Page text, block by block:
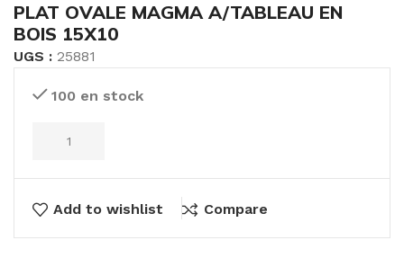
PLAT OVALE MAGMA A/TABLEAU EN
BOIS 15X10
UGS : 25881
100 en stock
Add to wishlist Compare